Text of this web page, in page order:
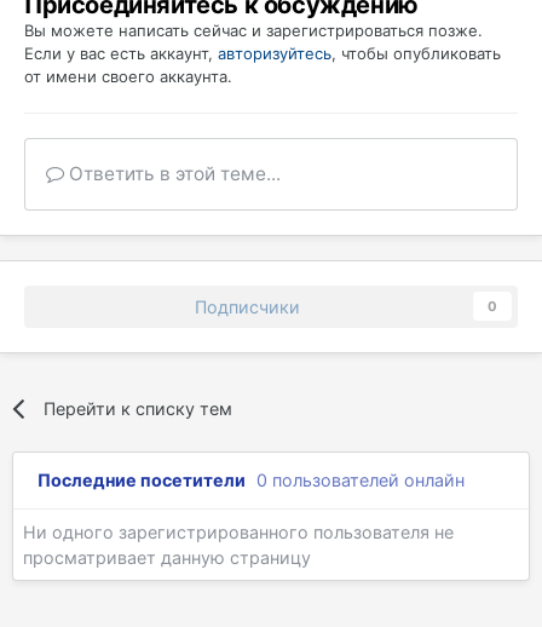
Вы можете написать сейчас и зарегистрироваться позже.
Если у вас есть аккаунт, авторизуйтесь, чтобы опубликовать
от имени своего аккаунта.
Ответить в этой теме...
Подписчики 0
Перейти к списку тем
Последние посетители 0 пользователей онлайн
Ни одного зарегистрированного пользователя не
просматривает данную страницу